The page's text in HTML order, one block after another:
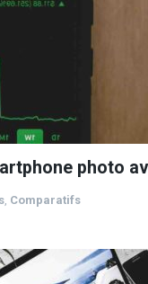
photo
Comparatifs